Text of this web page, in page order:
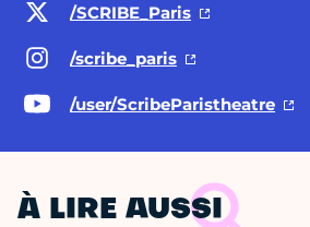
/SCRIBE_Paris
/scribe_paris
/user/ScribeParistheatre
À LIRE AUSSI